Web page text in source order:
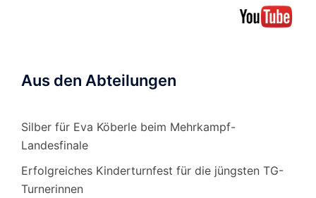
Aus den Abteilungen
Silber für Eva Köberle beim Mehrkampf-
Landesfinale
Erfolgreiches Kinderturnfest für die jüngsten TG-
Turnerinnen